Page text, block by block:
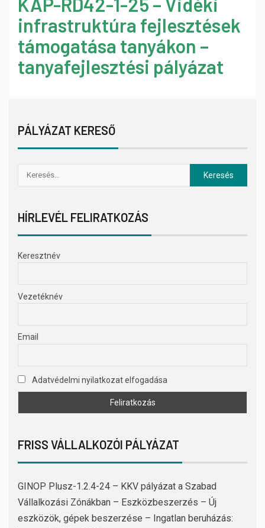
infrastruktúra fejlesztések
támogatása tanyákon –
tanyafejlesztési pályázat
PÁLYÁZAT KERESŐ
HÍRLEVÉL FELIRATKOZÁS
Keresztnév
Vezetéknév
Email
Adatvédelmi nyilatkozat elfogadása
FRISS VÁLLALKOZÓI PÁLYÁZAT
GINOP Plusz-1.2.4-24 – KKV pályázat a Szabad
Vállalkozási Zónákban – Eszközbeszerzés – Új
eszközök, gépek beszerzése – Ingatlan beruházás: